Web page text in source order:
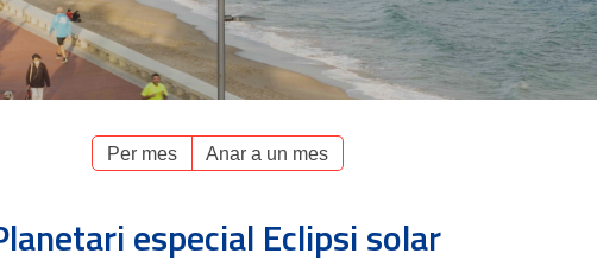
Per mes Anar a un mes
especial Eclipsi solar